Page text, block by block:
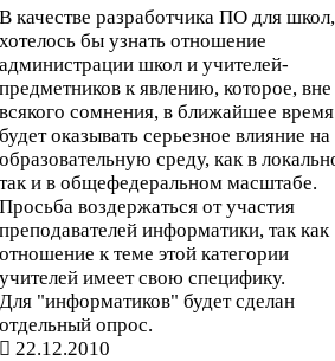
В качестве разработчика ПО для школ,
хотелось бы узнать отношение
администрации школ и учителей-
предметников к явлению, которое, вне
всякого сомнения, в ближайшее время
будет оказывать серьезное влияние на
образовательную среду, как в
так и в общефедеральном масштабе.
Просьба воздержаться от участия
преподавателей информатики, так как
отношение к теме этой категории
учителей имеет свою специфику.
Для "информатиков" будет сделан
отдельный опрос.
22.12.2010